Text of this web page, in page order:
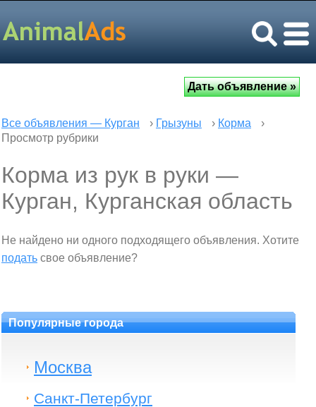
Все объявления — Курган › Грызуны › Корма
›
Просмотр рубрики
Корма из рук в руки —
Курган, Курганская область
Не найдено ни одного подходящего объявления. Хотите
подать свое объявление?
Популярные города
Москва
Санкт-Петербург